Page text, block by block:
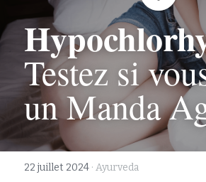
Qui suis-je
Formations
Programme
Immersions
Mes livres
Méditations
Articles
Testez si
un Manda
22 juillet 2024 · Ayurveda